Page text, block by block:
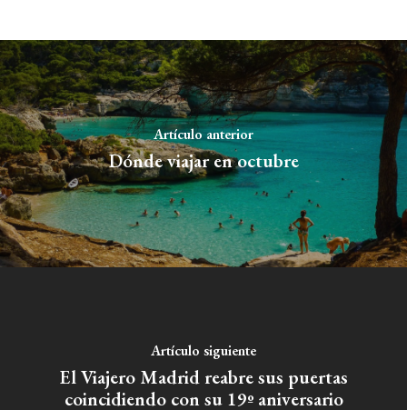
Artículo anterior
Dónde viajar en octubre
Artículo siguiente
El Viajero Madrid reabre sus puertas
coincidiendo con su 19º aniversario